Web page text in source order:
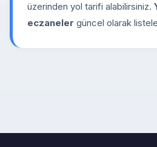
üzerinden yol tarifi alabilirsiniz.
eczaneler güncel olarak